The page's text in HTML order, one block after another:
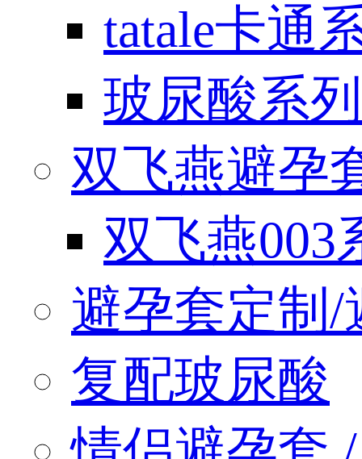
tatale卡通
玻尿酸系列
双飞燕避孕
双飞燕003
避孕套定制/
复配玻尿酸